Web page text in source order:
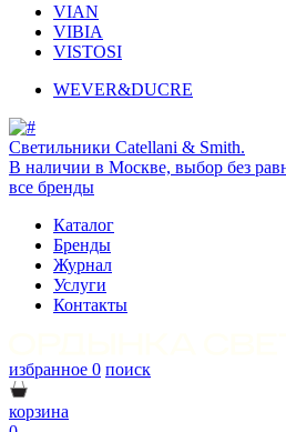
VIAN
VIBIA
VISTOSI
WEVER&DUCRE
Светильники Catellani & Smith.
В наличии в Москве, выбор без
все бренды
Каталог
Бренды
Журнал
Услуги
Контакты
избранное 0 поиск
корзина